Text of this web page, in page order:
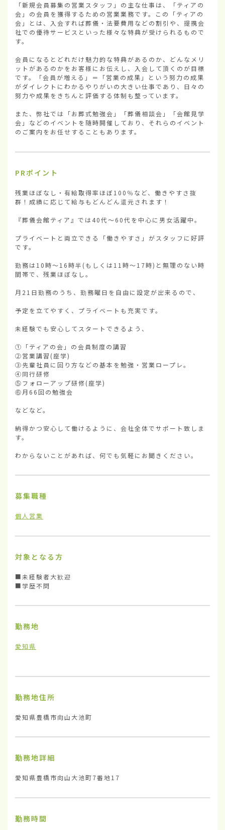
「新規会員募集の営業スタッフ」の主な仕事は、「ティアの
会」の会員を獲得するための営業業務です。この「ティアの
会」とは、入会すれば葬儀・法要費用などの割引や、提携会
社での優待サービスといった様々な特典が受けられるもので
す。
会員になるとどれだけ魅力的な特典があるのか、どんなメリ
ットがあるのかをお客様にお伝えし、入会して頂くのが目標
です。「会員が増える」＝「営業の成果」という努力の成果
がダイレクトにわかるやりがいの大きい仕事であり、日々の
努力や成果をきちんと評価する体制も整っています。
また、弊社では「お葬式勉強会」「葬儀相談会」「会館見学
会」などのイベントを随時開催しており、それらのイベント
のご案内をお任せすることもあります。
PRポイント
残業ほぼなし・有給取得率ほぼ100％など、働きやすさ抜
群！成績に応じて給与もどんどん還元されます！
『葬儀会館ティア』では40代〜60代を中心に男女活躍中。
プライベートと両立できる「働きやすさ」がスタッフに好評
です。
勤務は10時〜16時半(もしくは11時〜17時)と無理のない時
間帯で、残業ほぼなし。
月21日勤務のうち、勤務曜日を自由に設定が出来るので、
予定を立てやすく、プライベートも充実です。
未経験でも安心してスタートできるよう、
①「ティアの会」の会員制度の講習
②営業講習(座学)
③先輩社員に回り方などの基本を勉強・営業ロープレ。
④同行研修
⑤フォローアップ研修(座学)
⑥月66回の勉強会
などなど。
納得かつ安心して働けるように、会社全体でサポート致しま
す。
わからないことがあれば、何でも気軽にお聞きください。
募集職種
個人営業
対象となる方
■未経験者大歓迎
■学歴不問
勤務地
愛知県
勤務地住所
愛知県豊橋市向山大池町
勤務地詳細
愛知県豊橋市向山大池町7番地17
勤務時間